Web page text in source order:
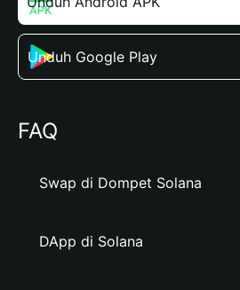
Unduh Google Play
FAQ
Swap di Dompet Solana
DApp di Solana